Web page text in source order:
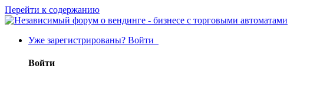
Перейти к содержанию
Уже зарегистрированы? Войти
Войти